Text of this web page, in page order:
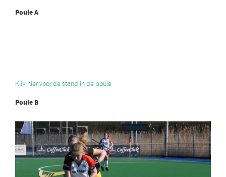
Poule A
Klik hier voor de stand in de poule
Poule B